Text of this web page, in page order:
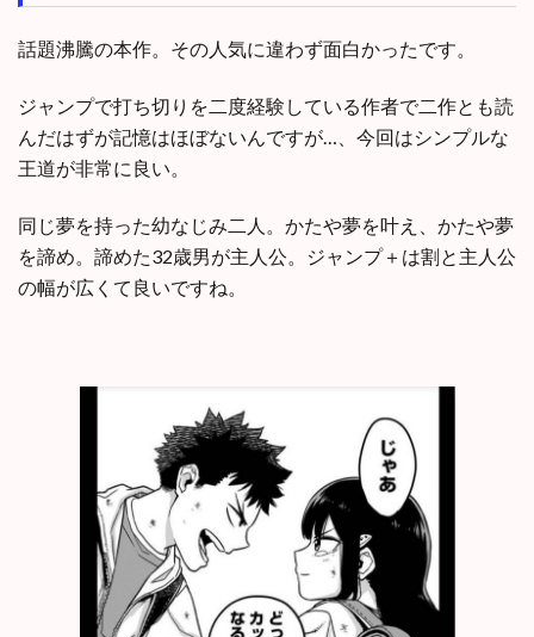
話題沸騰の本作。その人気に違わず面白かったです。
ジャンプで打ち切りを二度経験している作者で二作とも読
んだはずが記憶はほぼないんですが…、今回はシンプルな
王道が非常に良い。
同じ夢を持った幼なじみ二人。かたや夢を叶え、かたや夢
を諦め。諦めた32歳男が主人公。ジャンプ＋は割と主人公
の幅が広くて良いですね。